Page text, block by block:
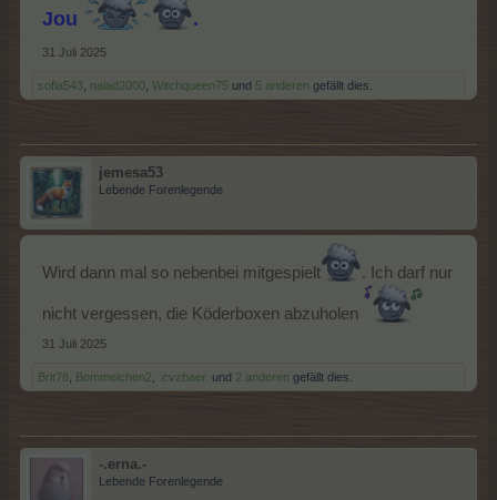
Event
Jou .
31 Juli 2025
sofia543 naiad2000 Witchqueen75 und 5 anderen gefällt dies.
jemesa53
Lebende Forenlegende
Wird dann mal so nebenbei mitgespielt . Ich darf nur
nicht vergessen, die Köderboxen abzuholen
31 Juli 2025
Brit78 Bommelchen2 .cvzbaer. und 2 anderen gefällt dies.
-.erna.-
Lebende Forenlegende